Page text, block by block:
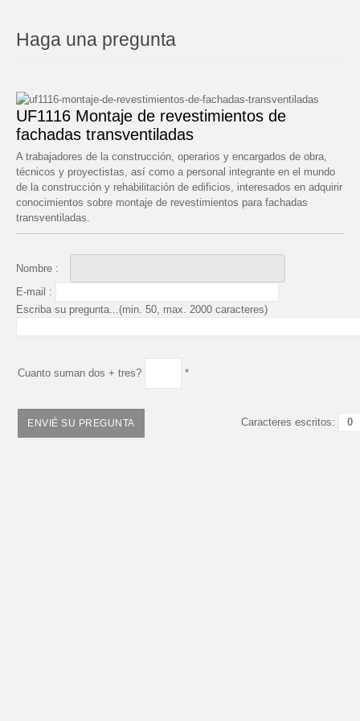
Haga una pregunta
UF1116 Montaje de revestimientos de
fachadas transventiladas
A trabajadores de la construcción, operarios y encargados de obra,
técnicos y proyectistas, así como a personal integrante en el mundo
de la construcción y rehabilitación de edificios, interesados en adquirir
conocimientos sobre montaje de revestimientos para fachadas
transventiladas.
Nombre :
E-mail :
Escriba su pregunta...(min. 50, max. 2000 caracteres)
Cuanto suman dos + tres? *
Caracteres escritos: